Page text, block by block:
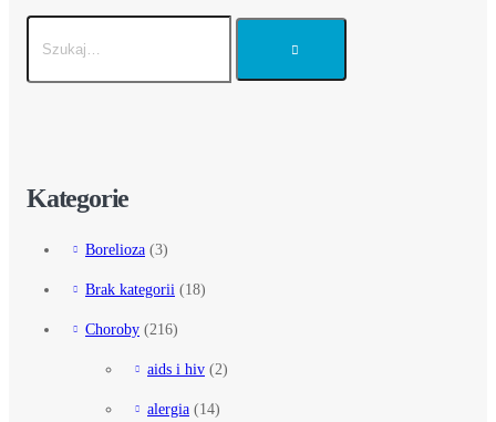
Kategorie
Borelioza (3)
Brak kategorii (18)
Choroby (216)
aids i hiv (2)
alergia (14)